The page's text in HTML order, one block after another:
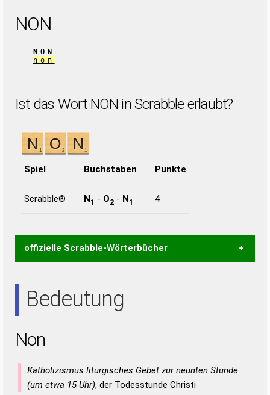
NON
NON
non
Ist das Wort NON in Scrabble erlaubt?
Spiel Buchstaben Punkte
Scrabble® N1 - O2 - N1 4
offizielle Scrabble-Wörterbücher
Wortanalyse-Algorithmus gute Anhaltspunkte zu
Wortbedeutung, Worttrennung und Wortform, um die
bestimmen!
Duden – Standardwerk in 12 Bänden
Bedeutung
Non
Katholizismus liturgisches Gebet zur neunten Stunde
(um etwa 15 Uhr), der Todesstunde Christi